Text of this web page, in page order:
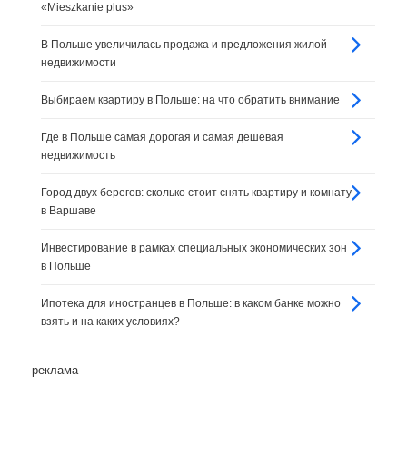
«Mieszkanie plus»
В Польше увеличилась продажа и предложения жилой
недвижимости
Выбираем квартиру в Польше: на что обратить внимание
Где в Польше самая дорогая и самая дешевая
недвижимость
Город двух берегов: сколько стоит снять квартиру и комнату
в Варшаве
Инвестирование в рамках специальных экономических зон
в Польше
Ипотека для иностранцев в Польше: в каком банке можно
взять и на каких условиях?
реклама